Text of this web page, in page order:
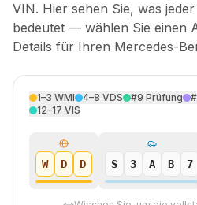
VIN. Hier sehen Sie, was
bedeutet — wählen Sie einen
Details für Ihren Mercedes-
1–3 WMI 4–8 VDS #9 Prüfung
12–17 VIS
W D D S 3 A B 7